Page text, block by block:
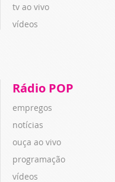
tv ao vivo
vídeos
Rádio POP
empregos
notícias
ouça ao vivo
programação
vídeos